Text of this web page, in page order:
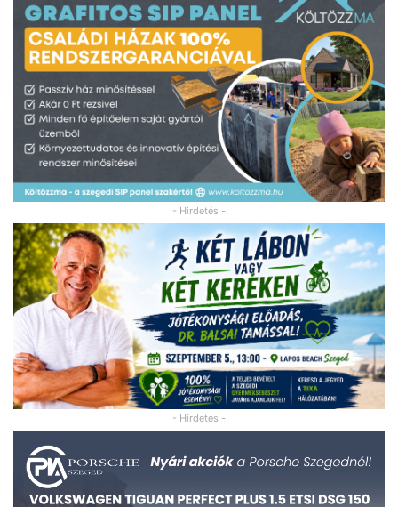
- Hirdetés -
- Hirdetés -